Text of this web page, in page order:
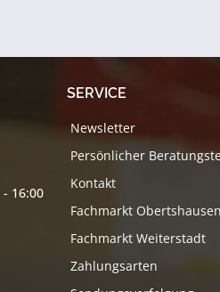
16:00
SERVICE
Newsletter
Persönlicher
Kontakt
Fachmarkt Obertshausen
Fachmarkt Weiterstadt
Zahlungsarten